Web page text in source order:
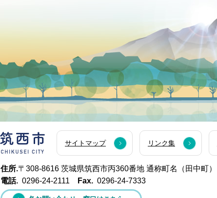
サイトマップ リンク集
住所.〒308-8616 茨城県筑西市丙360番地 通称町名（田中町）
電話. 0296-24-2111 Fax. 0296-24-7333